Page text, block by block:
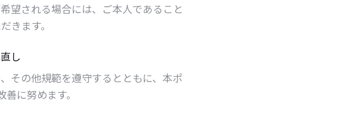
望される場合には、ご本人であること
きます。
し
その他規範を遵守するとともに、本ポ
に努めます。